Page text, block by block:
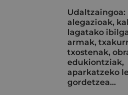
Udaltzaingoa:
alegazioak,
lagatako
armak,
txostenak,
edukiontziak,
aparkatzeko
gordetzea...